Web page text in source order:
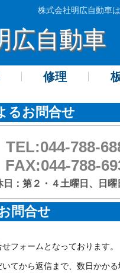
広自動車
株式会社明広自動車
修理
るお問合せ
TEL:044-788-
FAX:044-788-
日：第２・４土曜日、日曜
問合せ
フォームとなっております。
てから返信まで、数日かかる